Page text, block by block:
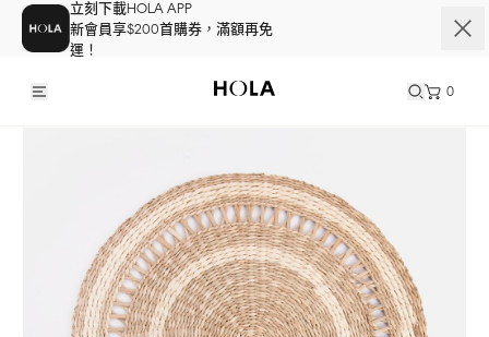
立刻下載HOLA APP
新會員享$200首購券，滿額再免
運！
0